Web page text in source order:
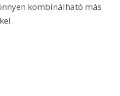
kombinálható más